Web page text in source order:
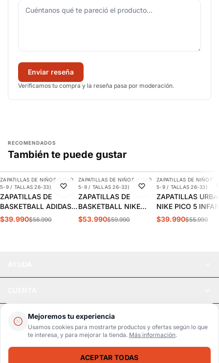
Mejoremos tu experiencia
Usamos cookies para mostrarte productos y ofertas según lo que
te interesa, y para mejorar la tienda. Más información.
ACEPTAR TODAS
Enviar reseña
Verificamos tu compra y la reseña pasa por moderación.
RECOMENDADOS
También te puede gustar
-30%
AGREGAR
ZAPATILLAS DE NIÑOS (EDAD
5-9 / TALLAS 26-33)
ZAPATILLAS DE
BASKETBALL ADIDAS
CROSS EM UP 5K
$39.990$56.990
-10%
AGREGAR
ZAPATILLAS DE NIÑOS (EDAD
5-9 / TALLAS 26-33)
ZAPATILLAS DE
BASKETBALL NIKE
TEAM HUSTLE D 12 PS
$53.990$59.990
-29%
ZAPATILLAS DE NIÑOS
5-9 / TALLAS 26-33)
ZAPATILLAS
NIKE PICO 5
AR4161-100
$39.990$55.990
LEGAL
Pago seguro SSL / Datos protegidos
Realsport © 2026